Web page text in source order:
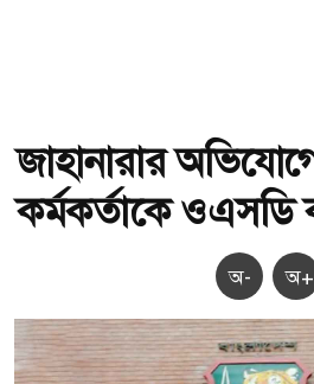
জাহানারার
কর্মকর্তাকে ওএসডি
অ- অ+